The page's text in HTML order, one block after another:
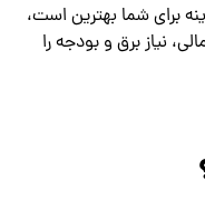
برای شما بهترین است،
نیاز برق و بودجه را